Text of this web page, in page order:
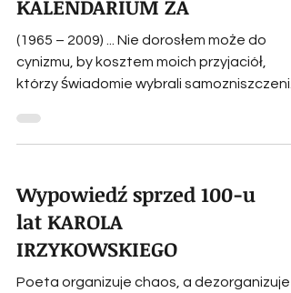
KALENDARIUM ZA
(1965 – 2009) ... Nie dorosłem może do
cynizmu, by kosztem moich przyjaciół,
którzy świadomie wybrali
Wypowiedź sprzed 100-u
lat KAROLA
IRZYKOWSKIEGO